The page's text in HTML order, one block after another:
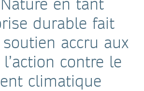
durable fait
accru aux
contre le
climatique